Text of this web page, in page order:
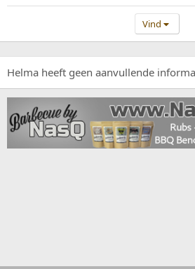
Vind
Helma heeft geen aanvullende